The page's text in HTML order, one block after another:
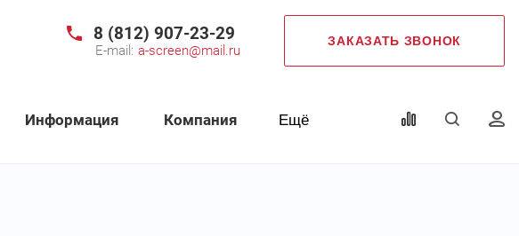
8 (812) 907-23-29
E-mail: a-screen@mail.ru
ЗАКАЗАТЬ ЗВОНОК
Информация Компания Ещё